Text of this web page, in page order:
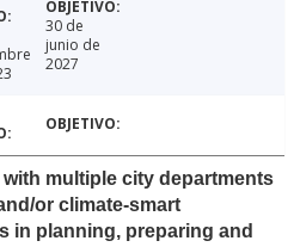
30 de
junio de
2027
multiple city departments
or climate-smart
in planning, preparing and